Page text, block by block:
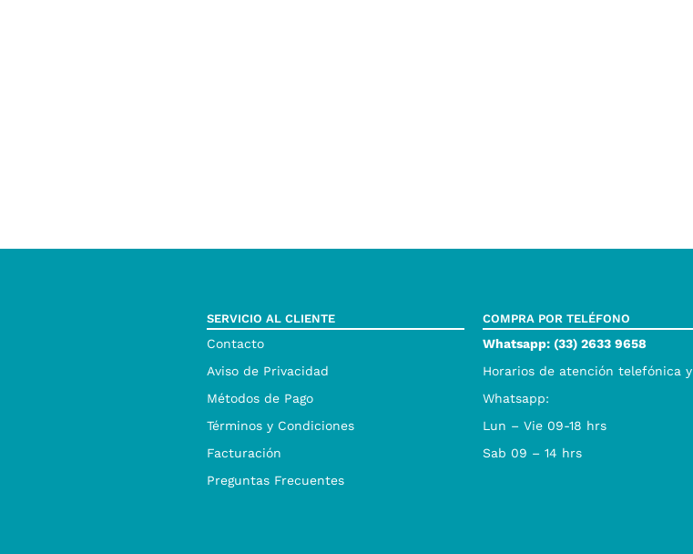
SERVICIO AL CLIENTE
Contacto
Aviso de Privacidad
Métodos de Pago
Términos y Condiciones
Facturación
Preguntas Frecuentes
COMPRA POR TELÉFONO
Whatsapp: (33) 2633 9658
Horarios de atención telefónica y
Whatsapp:
Lun – Vie 09-18 hrs
Sab 09 – 14 hrs